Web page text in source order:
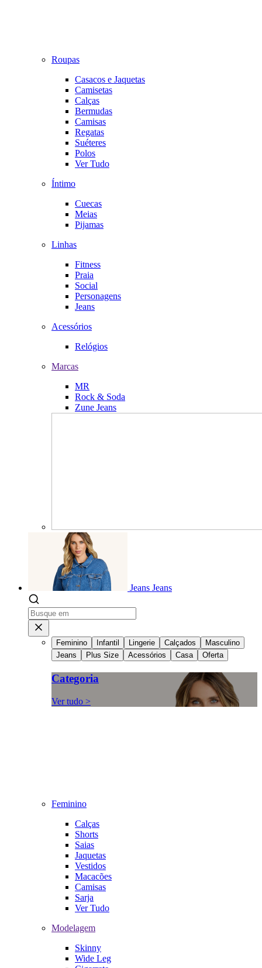
Roupas
Casacos e Jaquetas
Camisetas
Calças
Bermudas
Camisas
Regatas
Suéteres
Polos
Ver Tudo
Íntimo
Cuecas
Meias
Pijamas
Linhas
Fitness
Praia
Social
Personagens
Jeans
Acessórios
Relógios
Marcas
MR
Rock & Soda
Zune Jeans
Jeans Jeans
Feminino Infantil Lingerie Calçados
Masculino
Jeans
Plus Size Acessórios Casa Oferta
Categoria
Ver tudo >
Feminino
Calças
Shorts
Saias
Jaquetas
Vestidos
Macacões
Camisas
Sarja
Ver Tudo
Modelagem
Skinny
Wide Leg